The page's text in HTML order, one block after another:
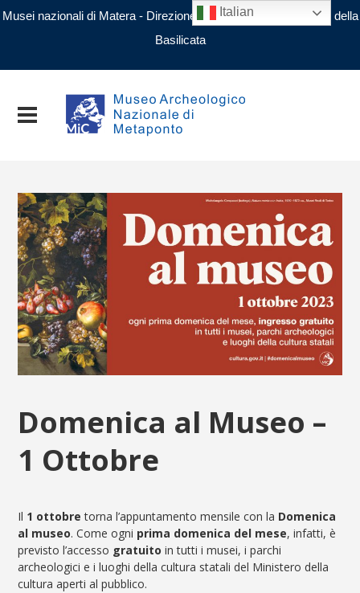
Musei nazionali di Matera - Direzione regionale Musei nazionali della
Basilicata
Domenica al Museo –
1 Ottobre
Il 1 ottobre torna l’appuntamento mensile con la Domenica
al museo. Come ogni prima domenica del mese, infatti, è
previsto l’accesso gratuitoin tutti i musei, i parchi
archeologici e i luoghi della cultura statali del Ministero della
cultura aperti al pubblico.
Italian